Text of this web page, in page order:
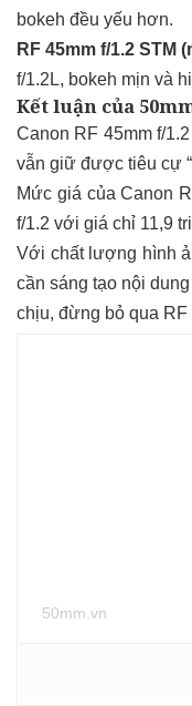
bokeh đều yếu hơn.
RF 45mm f/1.2 STM
f/1.2L, bokeh mịn và
Kết luận của
Canon RF 45mm f/
vẫn giữ được tiêu cự
Mức giá của Canon
f/1.2 với giá chỉ 11,9
Với chất lượng hình
cần sáng tạo nội
chịu, đừng bỏ qua RF
50mm.vn